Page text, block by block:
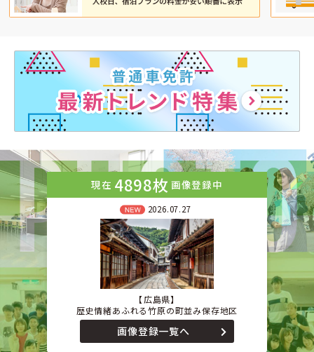
現在 4898枚 画像登録中
2026.07.27
広島県
歴史情緒あふれる竹原の町並み保存地区
画像登録一覧へ